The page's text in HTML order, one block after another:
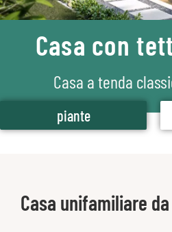
Casa con
Casa a tenda
piante
Casa unifamiliare